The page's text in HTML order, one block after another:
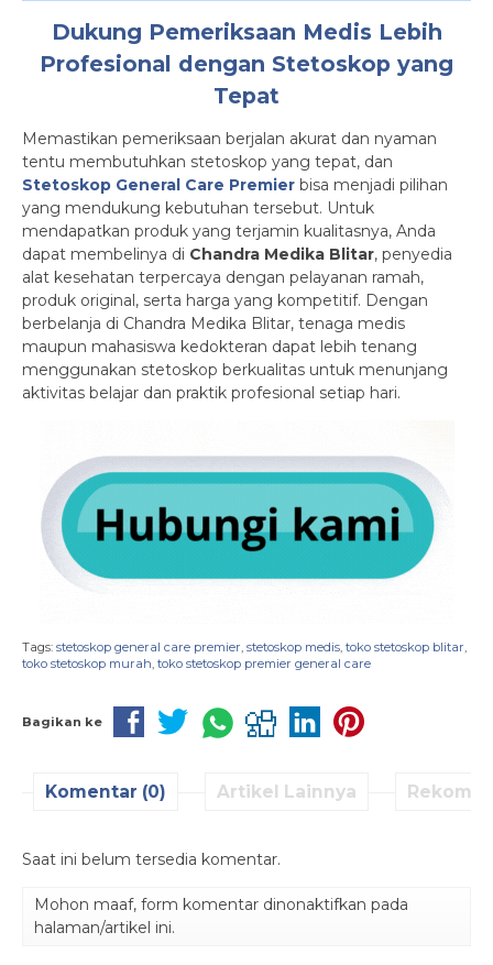
Dukung Pemeriksaan Medis Lebih
Profesional dengan Stetoskop yang
Tepat
Memastikan pemeriksaan berjalan akurat dan nyaman
tentu membutuhkan stetoskop yang tepat, dan
Stetoskop General Care Premier bisa menjadi pilihan
yang mendukung kebutuhan tersebut. Untuk
mendapatkan produk yang terjamin kualitasnya, Anda
dapat membelinya di Chandra Medika Blitar, penyedia
alat kesehatan terpercaya dengan pelayanan ramah,
produk original, serta harga yang kompetitif. Dengan
berbelanja di Chandra Medika Blitar, tenaga medis
maupun mahasiswa kedokteran dapat lebih tenang
menggunakan stetoskop berkualitas untuk menunjang
aktivitas belajar dan praktik profesional setiap hari.
Tags: stetoskop general care premier, stetoskop medis, toko stetoskop blitar,
toko stetoskop murah, toko stetoskop premier general care
Bagikan ke
Komentar (0) Artikel Lainnya
Saat ini belum tersedia komentar.
Mohon maaf, form komentar dinonaktifkan pada
halaman/artikel ini.